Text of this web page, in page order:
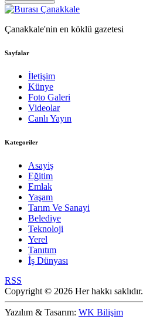
Çanakkale'nin en köklü gazetesi
Sayfalar
İletişim
Künye
Foto Galeri
Videolar
Canlı Yayın
Kategoriler
Asayiş
Eğitim
Emlak
Yaşam
Tarım Ve Sanayi
Belediye
Teknoloji
Yerel
Tanıtım
İş Dünyası
RSS
Copyright © 2026 Her hakkı saklıdır.
Yazılım & Tasarım: WK Bilişim